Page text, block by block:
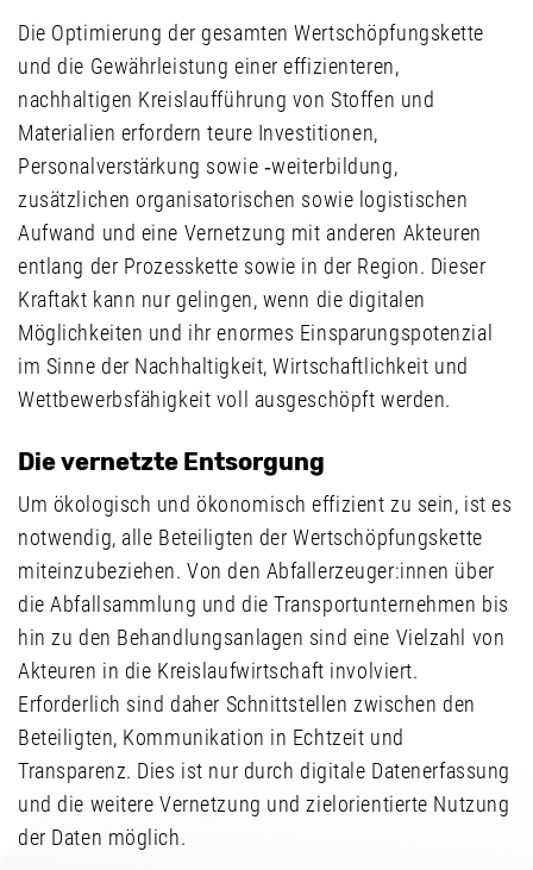
Die Optimierung der gesamten Wertschöpfungskette
und die Gewährleistung einer effizienteren,
nachhaltigen Kreislaufführung von Stoffen und
Materialien erfordern teure Investitionen,
Personalverstärkung sowie ‑weiterbildung,
zusätzlichen organisatorischen sowie logistischen
Aufwand und eine Vernetzung mit anderen Akteuren
entlang der Prozesskette sowie in der Region. Dieser
Kraftakt kann nur gelingen, wenn die digitalen
Möglichkeiten und ihr enormes Einsparungspotenzial
im Sinne der Nachhaltigkeit, Wirtschaftlichkeit und
Wettbewerbsfähigkeit voll ausgeschöpft werden.
Die vernetzte Entsorgung
Um ökologisch und ökonomisch effizient zu sein, ist es
notwendig, alle Beteiligten der Wertschöpfungskette
miteinzubeziehen. Von den Abfallerzeuger:innen über
die Abfallsammlung und die Transportunternehmen bis
hin zu den Behandlungsanlagen sind eine Vielzahl von
Akteuren in die Kreislaufwirtschaft involviert.
Erforderlich sind daher Schnittstellen zwischen den
Beteiligten, Kommunikation in Echtzeit und
Transparenz. Dies ist nur durch digitale Datenerfassung
und die weitere Vernetzung und zielorientierte Nutzung
der Daten möglich.